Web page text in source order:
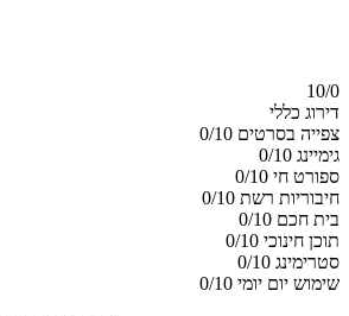
10/0
דירוג כללי
צפייה בסרטים 0/10
גימיינג 0/10
ספורט חי 0/10
חיבוריות רשת 0/10
בית חכם 0/10
תוכן חינוכי 0/10
סטרימינג 0/10
שימוש יום יומי 0/10